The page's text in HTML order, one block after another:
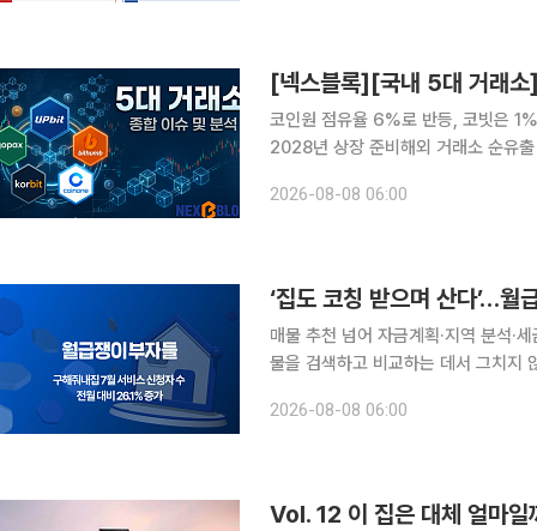
코인원 점유율 6%로 반등, 코빗은
2028년 상장 준비해외 거래소 순유출
휴 안정성 확보로 빠르게 넓어지고 있
2026-08-08 06:00
‘집도 코칭 받으며 산다’…월
매물 추천 넘어 자금계획·지역 분석
물을 검색하고 비교하는 데서 그치지
중개에 일대일 코칭을 결합한 뒤 서비
2026-08-08 06:00
Vol. 12 이 집은 대체 얼마